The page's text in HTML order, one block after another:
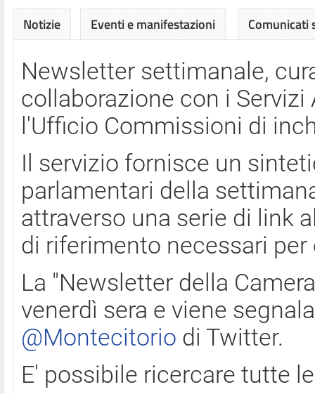
Notizie Eventi e manifestazioni Comunicati
Newsletter settimanale,
collaborazione con i
l'Ufficio Commissioni di
Il servizio fornisce un
parlamentari della
attraverso una serie di link
di riferimento necessari
La "Newsletter della
venerdì sera e viene
@Montecitorio di Twitter.
E' possibile ricercare tutte